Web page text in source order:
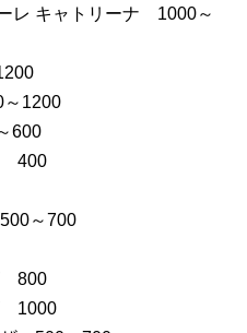
レ キャトリーナ 1000～
1200
600
400
～700
800
1000